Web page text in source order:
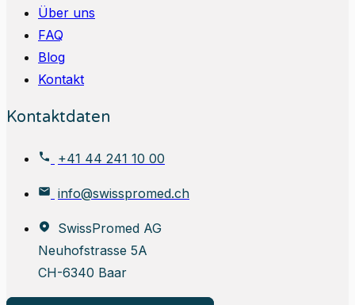
Über uns
FAQ
Blog
Kontakt
Kontaktdaten
+41 44 241 10 00
info@swisspromed.ch
SwissPromed AG
Neuhofstrasse 5A
CH-6340 Baar